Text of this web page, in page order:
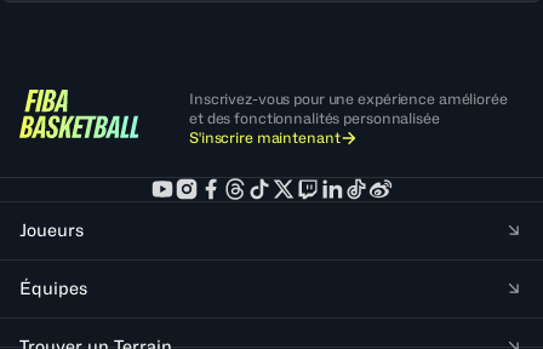
Inscrivez-vous pour une expérience améliorée
et des fonctionnalités personnalisée
S'inscrire maintenant
Joueurs
Équipes